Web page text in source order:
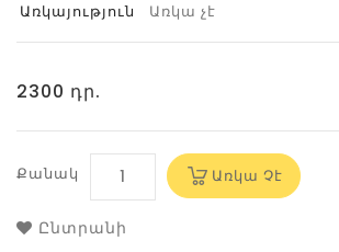
Առկայություն
Առկա չէ
2300 դր.
Քանակ Առկա Չէ
Ընտրանի